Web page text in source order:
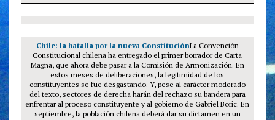
Chile: la batalla por la nueva ConstituciónLa Convención
Constitucional chilena ha entregado el primer borrador de Carta
Magna, que ahora debe pasar a la Comisión de Armonización. En
estos meses de deliberaciones, la legitimidad de los
constituyentes se fue desgastando. Y, pese al carácter moderado
del texto, sectores de derecha harán del rechazo su bandera para
enfrentar al proceso constituyente y al gobierno de Gabriel Boric. En
septiembre, la población chilena deberá dar su dictamen en un